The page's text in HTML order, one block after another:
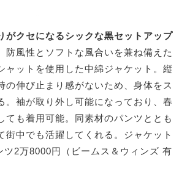
がクセになるシックな黒セットアップ
防風性とソフトな風合いを兼ね備えた
ャットを使用した中綿ジャケット。縦
の伸び止まり感がないため、身体をス
。袖が取り外し可能になっており、春
ても着用可能。同素材のパンツととも
街中でも活躍してくれる。ジャケット
ツ2万8000円（ビームス＆ウィンズ 有